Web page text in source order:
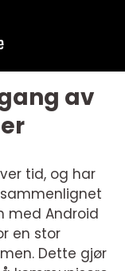
av
tid, og har
med Android
en stor
Dette gjør